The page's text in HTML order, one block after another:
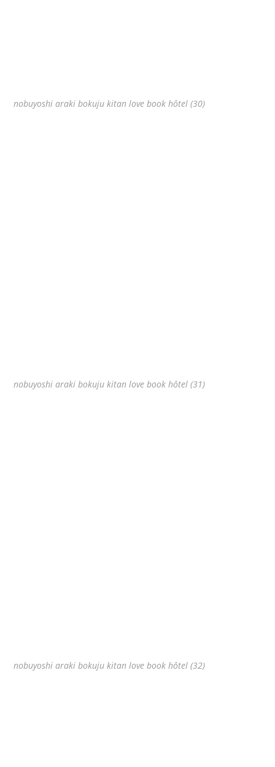
nobuyoshi araki bokuju kitan love book hôtel (30)
nobuyoshi araki bokuju kitan love book hôtel (31)
nobuyoshi araki bokuju kitan love book hôtel (32)